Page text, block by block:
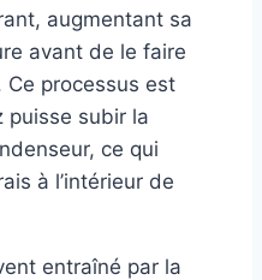
augmentant sa
avant de le faire
Ce processus est
puisse subir la
ce qui
à l’intérieur de
entraîné par la